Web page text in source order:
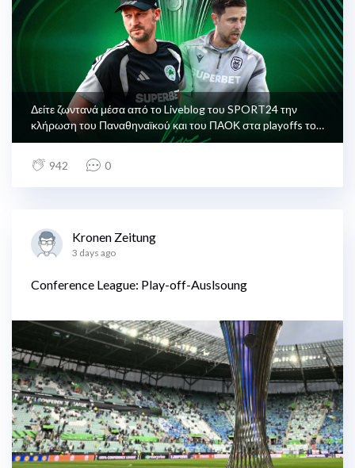
Δείτε ζωντανά μέσα από το Liveblog του SPORT24 την
κλήρωση του Παναθηναϊκού και του ΠΑΟΚ στα playoffs του
Conference League.
942
0
Kronen Zeitung
3 days ago
Conference League: Play-off-Auslsoung